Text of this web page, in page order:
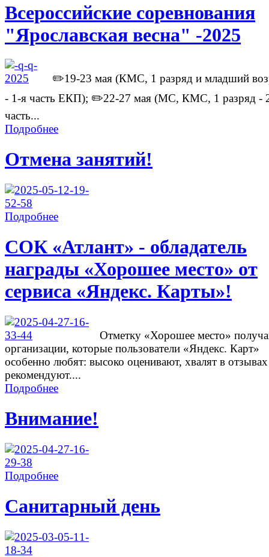
Всероссийские соревнования
"Ярославская весна" -2025
✏️19-23 мая (КМС, 1 разряд и младший
- 1-я часть ЕКП); ✏️22-27 мая (МС, КМС, 1 разряд -
часть...
Подробнее
Отмена занятий!
Подробнее
СОК «Атлант» - обладатель
награды «Хорошее место» от
сервиса «Яндекс. Карты»!
Отметку «Хорошее место»
организации, которые пользователи «Яндекс. Карт»
особенно любят: высоко оценивают, хвалят в
рекомендуют....
Подробнее
Внимание!
Подробнее
Санитарный день